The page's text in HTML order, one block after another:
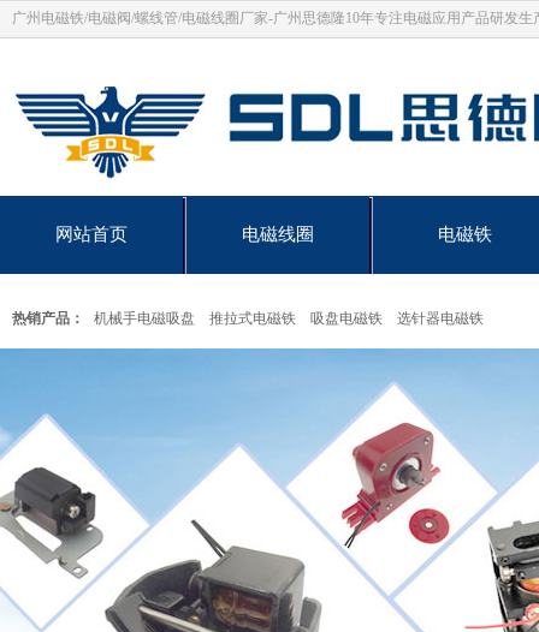
广州电磁铁/电磁阀/螺线管/电磁线圈厂家-广州思德隆10年专注电磁应用产品研发生
网站首页 电磁线圈 电磁铁
热销产品： 机械手电磁吸盘 推拉式电磁铁 吸盘电磁铁 选针器电磁铁